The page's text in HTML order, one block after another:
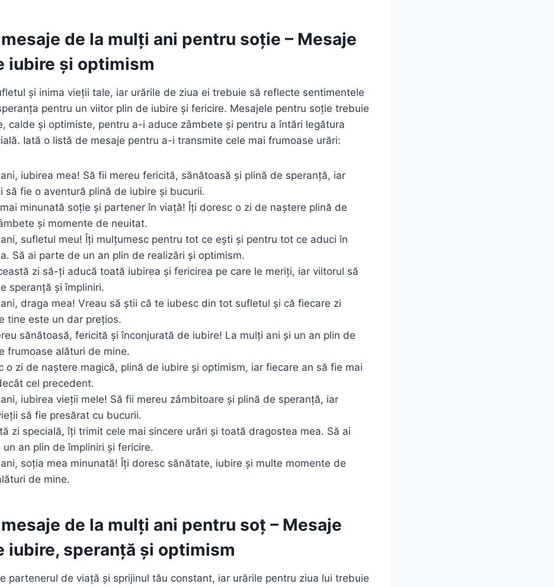
de la mulți ani pentru soție – Mesaje
iubire și optimism
și inima vieții tale, iar urările de ziua ei trebuie să reflecte sentimentele
pentru un viitor plin de iubire și fericire. Mesajele pentru soție trebuie
calde și optimiste, pentru a-i aduce zâmbete și pentru a întări legătura
Iată o listă de mesaje pentru a-i transmite cele mai frumoase urări:
iubirea mea! Să fii mereu fericită, sănătoasă și plină de speranță, iar
să fie o aventură plină de iubire și bucurii.
minunată soție și partener în viață! Îți doresc o zi de naștere plină de
și momente de neuitat.
sufletul meu! Îți mulțumesc pentru tot ce ești și pentru tot ce aduci în
Să ai parte de un an plin de realizări și optimism.
zi să-ți aducă toată iubirea și fericirea pe care le meriți, iar viitorul să
speranță și împliniri.
draga mea! Vreau să știi că te iubesc din tot sufletul și că fiecare zi
tine este un dar prețios.
sănătoasă, fericită și înconjurată de iubire! La mulți ani și un an plin de
frumoase alături de mine.
o zi de naștere magică, plină de iubire și optimism, iar fiecare an să fie mai
cel precedent.
iubirea vieții mele! Să fii mereu zâmbitoare și plină de speranță, iar
să fie presărat cu bucurii.
zi specială, îți trimit cele mai sincere urări și toată dragostea mea. Să ai
an plin de împliniri și fericire.
soția mea minunată! Îți doresc sănătate, iubire și multe momente de
de mine.
de la mulți ani pentru soț – Mesaje
iubire, speranță și optimism
partenerul de viață și sprijinul tău constant, iar urările pentru ziua lui trebuie